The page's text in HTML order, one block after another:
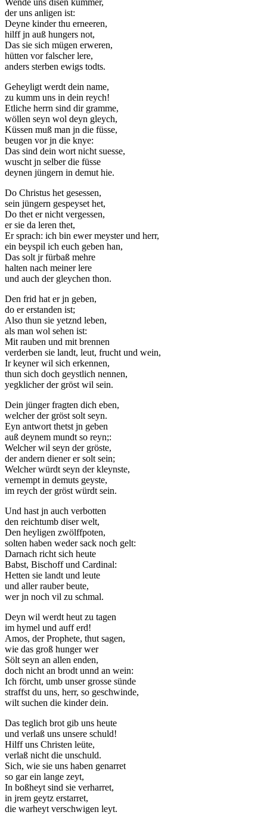
Wende uns disen kummer,
der uns anligen ist:
Deyne kinder thu erneeren,
hilff jn auß hungers not,
Das sie sich mügen erweren,
hütten vor falscher lere,
anders sterben ewigs todts.
Geheyligt werdt dein name,
zu kumm uns in dein reych!
Etliche herrn sind dir gramme,
wöllen seyn wol deyn gleych,
Küssen muß man jn die füsse,
beugen vor jn die knye:
Das sind dein wort nicht suesse,
wuscht jn selber die füsse
deynen jüngern in demut hie.
Do Christus het gesessen,
sein jüngern gespeyset het,
Do thet er nicht vergessen,
er sie da leren thet,
Er sprach: ich bin ewer meyster und herr,
ein beyspil ich euch geben han,
Das solt jr fürbaß mehre
halten nach meiner lere
und auch der gleychen thon.
Den frid hat er jn geben,
do er erstanden ist;
Also thun sie yetznd leben,
als man wol sehen ist:
Mit rauben und mit brennen
verderben sie landt, leut, frucht und wein,
Ir keyner wil sich erkennen,
thun sich doch geystlich nennen,
yegklicher der gröst wil sein.
Dein jünger fragten dich eben,
welcher der gröst solt seyn.
Eyn antwort thetst jn geben
auß deynem mundt so reyn;:
Welcher wil seyn der gröste,
der andern diener er solt sein;
Welcher würdt seyn der kleynste,
vernempt in demuts geyste,
im reych der gröst würdt sein.
Und hast jn auch verbotten
den reichtumb diser welt,
Den heyligen zwölffpoten,
solten haben weder sack noch gelt:
Darnach richt sich heute
Babst, Bischoff und Cardinal:
Hetten sie landt und leute
und aller rauber beute,
wer jn noch vil zu schmal.
Deyn wil werdt heut zu tagen
im hymel und auff erd!
Amos, der Prophete, thut sagen,
wie das groß hunger wer
Sölt seyn an allen enden,
doch nicht an brodt unnd an wein:
Ich förcht, umb unser grosse sünde
straffst du uns, herr, so geschwinde,
wilt suchen die kinder dein.
Das teglich brot gib uns heute
und verlaß uns unsere schuld!
Hilff uns Christen leüte,
verlaß nicht die unschuld.
Sich, wie sie uns haben genarret
so gar ein lange zeyt,
In boßheyt sind sie verharret,
in jrem geytz erstarret,
die warheyt verschwigen leyt.